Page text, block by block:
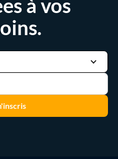
à vos